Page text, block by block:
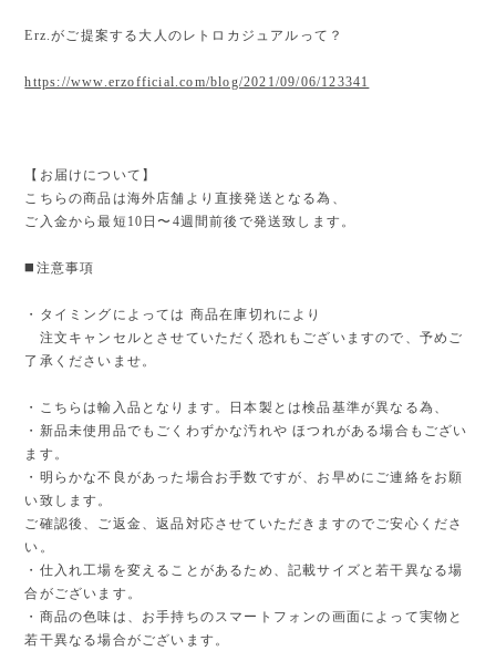
Erz.がご提案する大人のレトロカジュアルって？
https://www.erzofficial.com/blog/2021/09/06/123341
【お届けについて】
こちらの商品は海外店舗より直接発送となる為、
ご入金から最短10日〜4週間前後で発送致します。
◼️注意事項
・タイミングによっては 商品在庫切れにより
注文キャンセルとさせていただく恐れもございますので、予めご
了承くださいませ。
・こちらは輸入品となります。日本製とは検品基準が異なる為、
・新品未使用品でもごくわずかな汚れや ほつれがある場合もござい
ます。
・明らかな不良があった場合お手数ですが、お早めにご連絡をお願
い致します。
ご確認後、ご返金、返品対応させていただきますのでご安心くださ
い。
・仕入れ工場を変えることがあるため、記載サイズと若干異なる場
合がございます。
・商品の色味は、お手持ちのスマートフォンの画面によって実物と
若干異なる場合がございます。